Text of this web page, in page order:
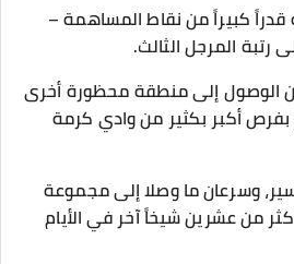
كبيراً من نقاط المساهمة –
رتبة المرجل الثالث.
الوصول إلى منطقة محظورة أخرى
بفرص أكبر بكثير من وادي كرمة
وسرعان ما وصلا إلى مجموعة
من عشرين شيخاً آخر في الأيام